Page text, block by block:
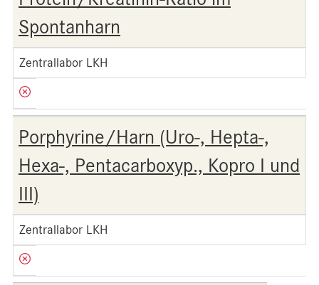
Spontanharn
Zentrallabor LKH
Porphyrine/Harn (Uro-, Hepta-,
Hexa-, Pentacarboxyp., Kopro I und
III)
Zentrallabor LKH